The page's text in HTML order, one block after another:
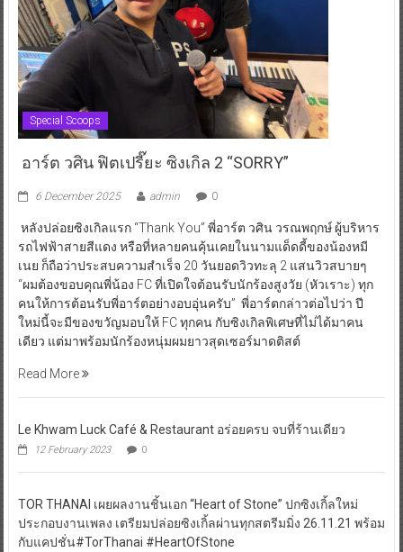
Special Scoops
อาร์ต วศิน ฟิตเปรี๊ยะ ซิงเกิล 2 “SORRY”
6 December 2025 admin 0
หลังปล่อยซิงเกิลแรก “Thank You” พี่อาร์ต วศิน วรณพฤกษ์ ผู้บริหาร
รถไฟฟ้าสายสีแดง หรือที่หลายคนคุ้นเคยในนามแด็ดดี้ของน้องหมี
เนย ก็ถือว่าประสบความสำเร็จ 20 วันยอดวิวทะลุ 2 แสนวิวสบายๆ
“ผมต้องขอบคุณพี่น้อง FC ที่เปิดใจต้อนรับนักร้องสูงวัย (หัวเราะ) ทุก
คนให้การต้อนรับพี่อาร์ตอย่างอบอุ่นครับ” พี่อาร์ตกล่าวต่อไปว่า ปี
ใหม่นี้จะมีของขวัญมอบให้ FC ทุกคน กับซิงเกิลพิเศษที่ไม่ได้มาคน
เดียว แต่มาพร้อมนักร้องหนุ่มผมยาวสุดเซอร์มาดติสต์
Read More
Le Khwam Luck Café & Restaurant อร่อยครบ จบที่ร้านเดียว
12 February 2023 0
TOR THANAI เผยผลงานชิ้นเอก “Heart of Stone” ปกซิงเกิ้ลใหม่
ประกอบงานเพลง เตรียมปล่อยซิงเกิ้ลผ่านทุกสตรีมมิ่ง 26.11.21 พร้อม
กับแคปชั่น#TorThanai #HeartOfStone